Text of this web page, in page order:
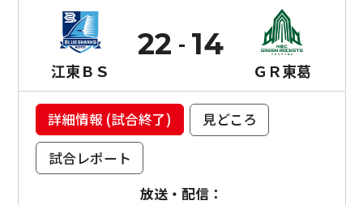
江東ＢＳ
22
ＧＲ東葛
14
詳細情報 (試合終了)
見どころ
試合レポート
放送・配信：